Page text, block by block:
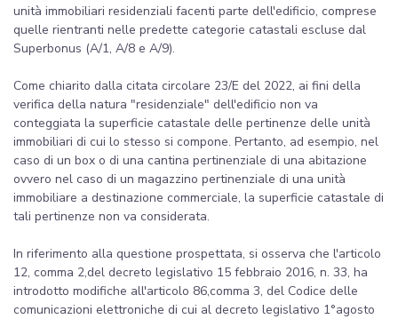
unità immobiliari residenziali facenti parte dell'edificio, comprese
quelle rientranti nelle predette categorie catastali escluse dal
Superbonus (A/1, A/8 e A/9).
Come chiarito dalla citata circolare 23/E del 2022, ai fini della
verifica della natura "residenziale" dell'edificio non va
conteggiata la superficie catastale delle pertinenze delle unità
immobiliari di cui lo stesso si compone. Pertanto, ad esempio, nel
caso di un box o di una cantina pertinenziale di una abitazione
ovvero nel caso di un magazzino pertinenziale di una unità
immobiliare a destinazione commerciale, la superficie catastale di
tali pertinenze non va considerata.
In riferimento alla questione prospettata, si osserva che l'articolo
12, comma 2,del decreto legislativo 15 febbraio 2016, n. 33, ha
introdotto modifiche all'articolo 86,comma 3, del Codice delle
comunicazioni elettroniche di cui al decreto legislativo 1°agosto